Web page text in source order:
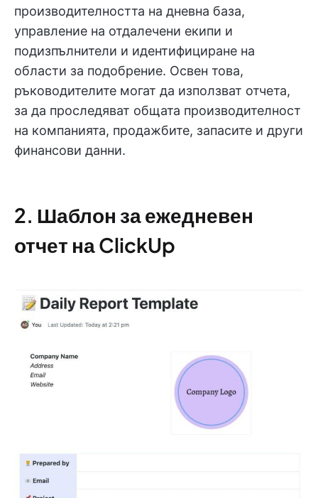
производителността на дневна база,
управление на отдалечени екипи и
подизпълнители и идентифициране на
области за подобрение. Освен това,
ръководителите могат да използват отчета,
за да проследяват общата производителност
на компанията, продажбите, запасите и други
финансови данни.
2. Шаблон за ежедневен
отчет на ClickUp